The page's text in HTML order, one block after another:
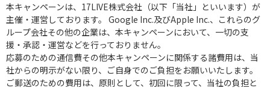
本キャンペーンは、17LIVE株式会社（以下「当社」といいます）が
主催・運営しております。 Google Inc.及びApple Inc.、これらのグ
ループ会社その他の企業は、本キャンペーンにおいて、一切の支
援・承認・運営などを行っておりません。
応募のための通信費その他本キャンペーンに関係する諸費用は、当
社からの明示がない限り、ご自身でのご負担をお願いいたします。
ご郵送のための費用は、原則として、初回に限って、当社の負担と